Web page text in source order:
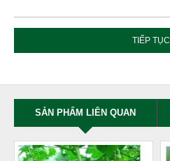
TIẾP TỤC
SẢN PHẨM LIÊN QUAN